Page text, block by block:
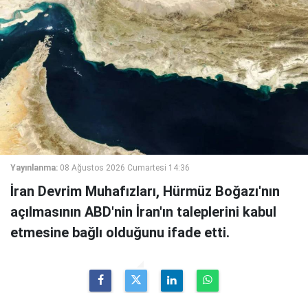
Yayınlanma: 08 Ağustos 2026 Cumartesi 14:36
İran Devrim Muhafızları, Hürmüz Boğazı'nın
açılmasının ABD'nin İran'ın taleplerini kabul
etmesine bağlı olduğunu ifade etti.